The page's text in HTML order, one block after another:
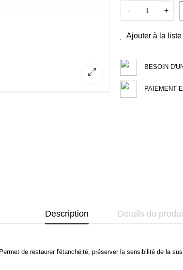
- +
Ajouter à la
BESOIN
PAIEMENT
Description Détails du
de restaurer l'étanchéité, préserver la sensibilité de la